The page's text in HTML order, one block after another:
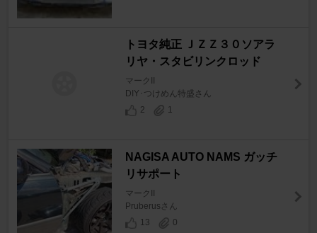
トヨタ純正 ＪＺＺ３０ソアラ
リヤ・スタビリンクロッド
マークII
DIY･つけめん特盛さん
2
1
NAGISA AUTO NAMS ガッチ
リサポート
マークII
Pruberusさん
13
0